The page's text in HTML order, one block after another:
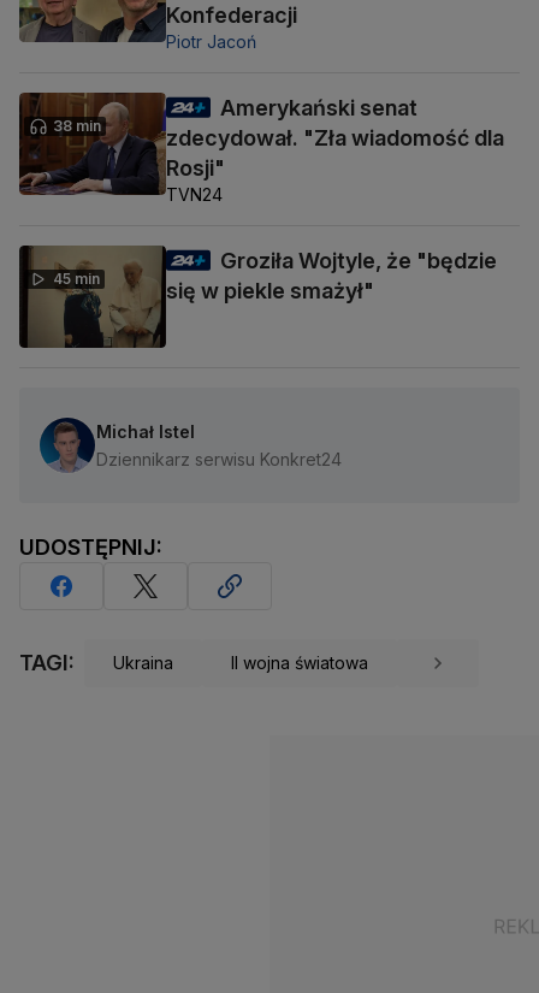
Konfederacji
Piotr Jacoń
38 min
Amerykański senat
zdecydował. "Zła wiadomość dla
Rosji"
TVN24
45 min
Groziła Wojtyle, że "będzie
się w piekle smażył"
Michał Istel
Dziennikarz serwisu Konkret24
UDOSTĘPNIJ:
TAGI: Ukraina II wojna światowa